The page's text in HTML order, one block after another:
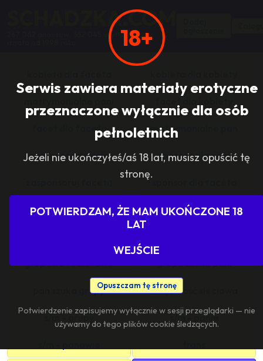
18+
Serwis zawiera materiały erotyczne
przeznaczone wyłącznie dla osób
pełnoletnich
Jeżeli nie ukończyłeś/aś 18 lat, musisz opuścić tę
stronę.
POTWIERDZAM, ŻE MAM UKOŃCZONE 18
LAT
WEJŚCIE
Opuszczam tę stronę
Potwierdzenie zapisujemy wyłącznie w sesji przeglądarki — nie
używamy do tego plików cookie śledzących.
SCHADZKA.COM
267 062 anonsów, 352 045 użytkowników,
facet dla faceta matrymonialne pan
zasponsoruj panią sponsor dla pani
sponsoring grupy agencje towarzyskie
grupowo i odlotowo grupa szuka pani
pan szuka grupy znajomość sieciowa
s/m - grupy s/m - panie